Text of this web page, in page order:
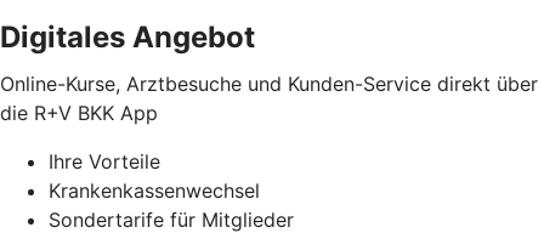
Digitales Angebot
Online-Kurse, Arztbesuche und Kunden-Service direkt über
die R+V BKK App
Ihre Vorteile
Krankenkassenwechsel
Sondertarife für Mitglieder